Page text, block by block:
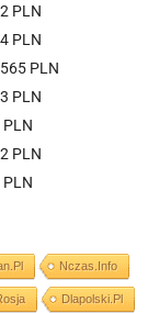
PLN
PLN
PLN
PLN
PLN
Nczas.info
Dlapolski.pl